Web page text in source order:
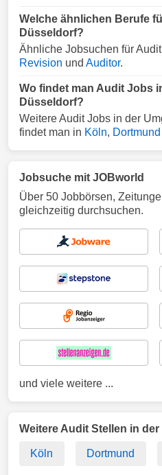
Welche ähnlichen Berufe
Düsseldorf?
Ähnliche Jobsuchen für
Revision und Auditor.
Wo findet man Audit Jobs
Düsseldorf?
Weitere Audit Jobs in der
findet man in Köln, Dortmund
Jobsuche mit JOBworld
Über 50 Jobbörsen,
gleichzeitig durchsuchen.
und viele weitere ...
Weitere Audit Stellen in
Köln Dortmund